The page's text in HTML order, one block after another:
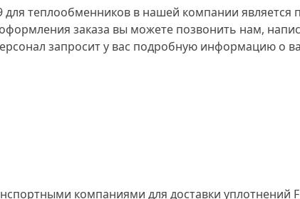
для теплообменников в нашей компании
заказа вы можете позвонить нам,
запросит у вас подробную информацию о
компаниями для доставки уплотнений